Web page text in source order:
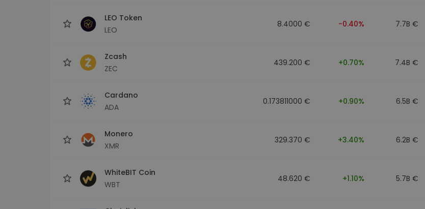
LEO Token
LEO
8.4000 € -0.40% 7.7B €
Zcash
ZEC
439.200 € +0.70% 7.4B €
Cardano
ADA
0.173811000 € +0.90% 6.5B €
Monero
XMR
329.370 € +3.40% 6.2B €
WhiteBIT Coin
WBT
48.620 € +1.10% 5.7B €